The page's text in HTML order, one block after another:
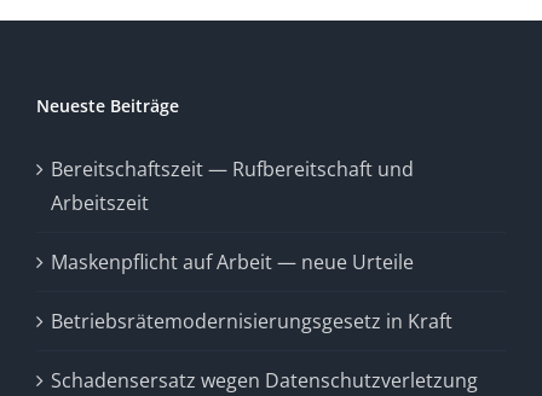
Neueste Beiträge
Bereitschaftszeit — Rufbereitschaft und
Arbeitszeit
Maskenpflicht auf Arbeit — neue Urteile
Betriebsrätemodernisierungsgesetz in Kraft
Schadensersatz wegen Datenschutzverletzung